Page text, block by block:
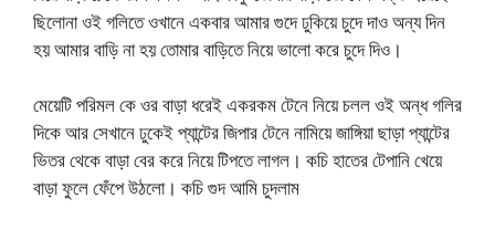
ছিলোনা ওই গলিতে ওখানে একবার আমার গুদে ঢুকিয়ে চুদে দাও অন্য দিন
হয় আমার বাড়ি না হয় তোমার বাড়িতে নিয়ে ভালো করে চুদে দিও।
মেয়েটি পরিমল কে ওর বাড়া ধরেই একরকম টেনে নিয়ে চলল ওই অন্ধ গলির
দিকে আর সেখানে ঢুকেই প্যান্টের জিপার টেনে নামিয়ে জাঙ্গিয়া ছাড়া প্যান্টের
ভিতর থেকে বাড়া বের করে নিয়ে টিপতে লাগল। কচি হাতের টেপানি খেয়ে
বাড়া ফুলে ফেঁপে উঠলো। কচি গুদ আমি চুদলাম